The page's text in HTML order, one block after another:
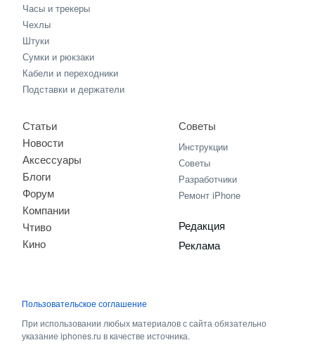
Часы и трекеры
Чехлы
Штуки
Сумки и рюкзаки
Кабели и переходники
Подставки и держатели
Статьи
Новости
Аксессуары
Блоги
Форум
Компании
Чтиво
Кино
Советы
Инструкции
Советы
Разработчики
Ремонт iPhone
Редакция
Реклама
Пользовательское соглашение
При использовании любых материалов с сайта обязательно
указание iphones.ru в качестве источника.